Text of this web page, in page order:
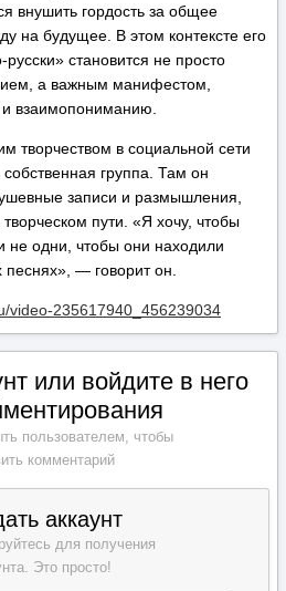
внушить гордость за общее
на будущее. В этом контексте его
становится не просто
а важным манифестом,
взаимопониманию.
творчеством в социальной сети
собственная группа. Там он
записи и размышления,
пути. «Я хочу, чтобы
не одни, чтобы они находили
— говорит он.
video-235617940_456239034
или войдите в него
пользователем, чтобы
комментарий
аккаунт
для получения
Это просто!